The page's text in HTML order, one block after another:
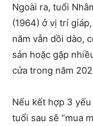
Ngoài ra, tuổi
(1964) ở vị trí
năm vẫn dồi dào,
sản hoặc gặp
cửa trong năm
Nếu kết hợp 3
tuổi sau sẽ “mua